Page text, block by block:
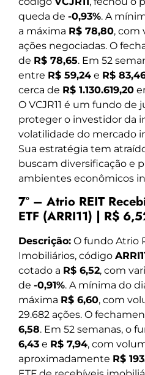
queda de -0,93%. A
a máxima R$ 78,80, com
ações negociadas. O
de R$ 78,65. Em 52
entre R$ 59,24 e R$
cerca de R$ 1.130.619,20
O VCJR11 é um fundo de
proteger o investidor da
volatilidade do mercado
Sua estratégia tem
buscam diversificação e
ambientes econômicos
7º – Atrio REIT
ETF (ARRI11) | R$
Descrição: O fundo Atrio
Imobiliários, código
cotado a R$ 6,52, com
de -0,91%. A mínima do
máxima R$ 6,60, com
29.682 ações. O
6,58. Em 52 semanas, o
6,43 e R$ 7,94, com
aproximadamente R$